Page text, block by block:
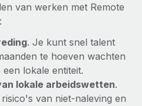
van werken met Remote
. Je kunt snel talent
te hoeven wachten
lokale entiteit.
lokale arbeidswetten.
van niet-naleving en